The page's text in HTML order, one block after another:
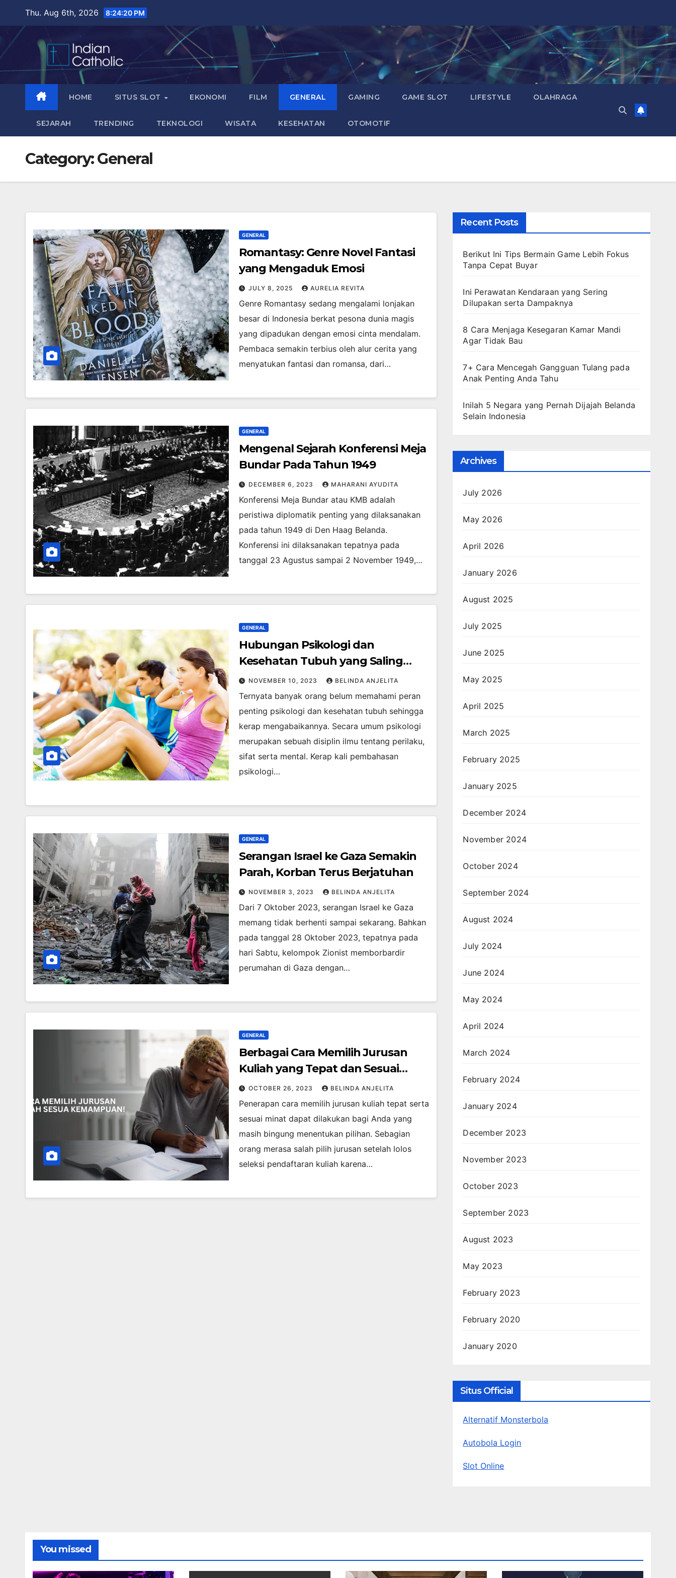
content
Thu. Aug 6th, 2026 8:24:21 PM
HOME SITUS SLOT EKONOMI FILM GENERAL GAMING GAME SLOT LIFESTYLE OLAHRAGA
SEJARAH TRENDING TEKNOLOGI WISATA KESEHATAN OTOMOTIF
Category:General
GENERAL
Romantasy: Genre Novel Fantasi
yang Mengaduk Emosi
JULY 8, 2025 AURELIA REVITA
Genre Romantasy sedang mengalami lonjakan
besar di Indonesia berkat pesona dunia magis
yang dipadukan dengan emosi cinta mendalam.
Pembaca semakin terbius oleh alur cerita yang
menyatukan fantasi dan romansa, dari…
GENERAL
Mengenal Sejarah Konferensi Meja
Bundar Pada Tahun 1949
DECEMBER 6, 2023 MAHARANI AYUDITA
Konferensi Meja Bundar atau KMB adalah
peristiwa diplomatik penting yang dilaksanakan
pada tahun 1949 di Den Haag Belanda.
Konferensi ini dilaksanakan tepatnya pada
tanggal 23 Agustus sampai 2 November 1949,…
GENERAL
Hubungan Psikologi dan
Kesehatan Tubuh yang Saling
Berkaitan
NOVEMBER 10, 2023 BELINDA ANJELITA
Ternyata banyak orang belum memahami peran
penting psikologi dan kesehatan tubuh sehingga
kerap mengabaikannya. Secara umum psikologi
merupakan sebuah disiplin ilmu tentang perilaku,
sifat serta mental. Kerap kali pembahasan
psikologi…
GENERAL
Serangan Israel ke Gaza Semakin
Parah, Korban Terus Berjatuhan
NOVEMBER 3, 2023 BELINDA ANJELITA
Dari 7 Oktober 2023, serangan Israel ke Gaza
memang tidak berhenti sampai sekarang. Bahkan
pada tanggal 28 Oktober 2023, tepatnya pada
hari Sabtu, kelompok Zionist memborbardir
perumahan di Gaza dengan…
GENERAL
Berbagai Cara Memilih Jurusan
Kuliah yang Tepat dan Sesuai
Minat
OCTOBER 26, 2023 BELINDA ANJELITA
Penerapan cara memilih jurusan kuliah tepat serta
sesuai minat dapat dilakukan bagi Anda yang
masih bingung menentukan pilihan. Sebagian
orang merasa salah pilih jurusan setelah lolos
seleksi pendaftaran kuliah karena…
Recent Posts
Berikut Ini Tips Bermain Game Lebih Fokus
Tanpa Cepat Buyar
Ini Perawatan Kendaraan yang Sering
Dilupakan serta Dampaknya
8 Cara Menjaga Kesegaran Kamar Mandi
Agar Tidak Bau
7+ Cara Mencegah Gangguan Tulang pada
Anak Penting Anda Tahu
Inilah 5 Negara yang Pernah Dijajah Belanda
Selain Indonesia
Archives
July 2026
May 2026
April 2026
January 2026
August 2025
July 2025
June 2025
May 2025
April 2025
March 2025
February 2025
January 2025
December 2024
November 2024
October 2024
September 2024
August 2024
July 2024
June 2024
May 2024
April 2024
March 2024
February 2024
January 2024
December 2023
November 2023
October 2023
September 2023
August 2023
May 2023
February 2023
February 2020
January 2020
Situs Official
Alternatif Monsterbola
Autobola Login
Slot Online
You missed